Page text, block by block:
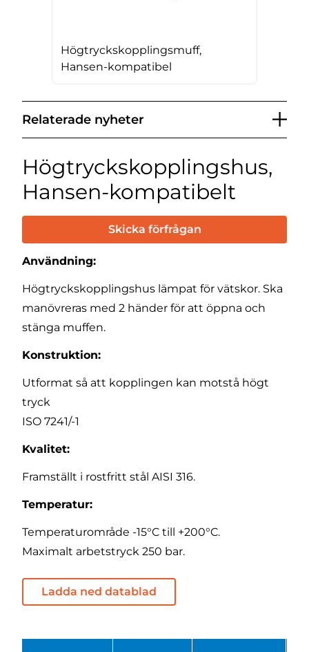
Högtryckskopplingsmuff,
Hansen-kompatibel
Relaterade nyheter
Högtryckskopplingshus,
Hansen-kompatibelt
Skicka förfrågan
Användning:
Högtryckskopplingshus lämpat för vätskor. Ska
manövreras med 2 händer för att öppna och
stänga muffen.
Konstruktion:
Utformat så att kopplingen kan motstå högt
tryck
ISO 7241/-1
Kvalitet:
Framställt i rostfritt stål AISI 316.
Temperatur:
Temperaturområde -15°C till +200°C.
Maximalt arbetstryck 250 bar.
Ladda ned datablad